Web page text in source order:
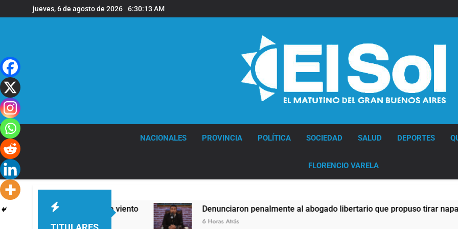
al
jueves, 6 de agosto de 2026 6:30:14 AM
NACIONALES PROVINCIA POLÍTICA SOCIEDAD SALUD DEPORTES
FLORENCIO VARELA
y fuertes ráfagas de viento Denunciaron penalmente al abogado libertario que propuso tirar napalm
6 Horas Atrás